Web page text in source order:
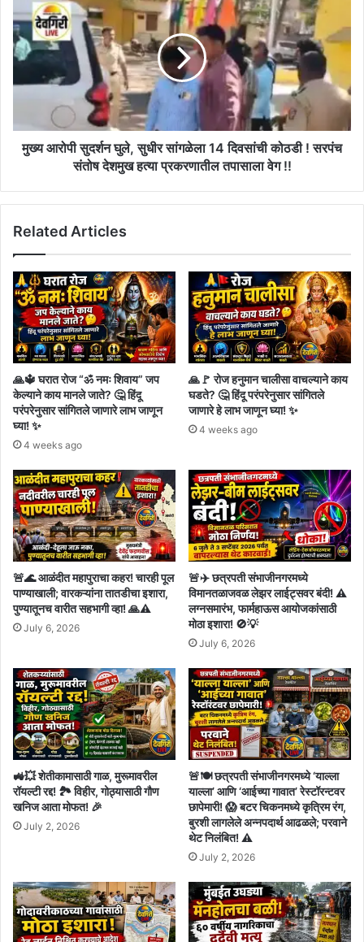
तिथेच
भिडले
!!
आरोपी
सुदर्शन
घुले,
सुधीर
सांगळेला
कोठडी
प्रकरणातील
!!
मुख्य आरोपी सुदर्शन घुले, सुधीर सांगळेला 14 दिवसांची कोठडी ! सरपंच
संतोष देशमुख हत्या प्रकरणातील तपासाला वेग !!
Related Articles
🙏🔱 घरात रोज “ॐ नमः शिवाय” जप
केल्याने काय मानले जाते? 🤔 हिंदू
परंपरेनुसार सांगितले जाणारे लाभ जाणून
घ्या! ✨
4 weeks ago
🙏🚩 रोज हनुमान चालीसा वाचल्याने काय
घडते? 🤔 हिंदू परंपरेनुसार सांगितले
जाणारे हे लाभ जाणून घ्या! ✨
4 weeks ago
🚨🌊 आळंदीत महापुराचा कहर! चारही पूल
पाण्याखाली; वारकऱ्यांना तातडीचा इशारा,
पुण्यातूनच वारीत सहभागी व्हा! 🙏⚠️
July 6, 2026
🚨✈️ छत्रपती संभाजीनगरमध्ये
विमानतळाजवळ लेझर लाईट्सवर बंदी! ⚠️
लग्नसमारंभ, फार्महाऊस आयोजकांसाठी
मोठा इशारा! 🚫💡
July 6, 2026
🚜💥 शेतीकामासाठी गाळ, मुरूमावरील
रॉयल्टी रद्द! 🏞️ विहीर, गोठ्यासाठी गौण
खनिज आता मोफत! 🎉
July 2, 2026
🚨🍽️ छत्रपती संभाजीनगरमध्ये ‘याल्ला
याल्ला’ आणि ‘आईच्या गावात’ रेस्टॉरन्टवर
छापेमारी! 😱 बटर चिकनमध्ये कृत्रिम रंग,
बुरशी लागलेले अन्नपदार्थ आढळले; परवाने
थेट निलंबित! ⚠️
July 2, 2026